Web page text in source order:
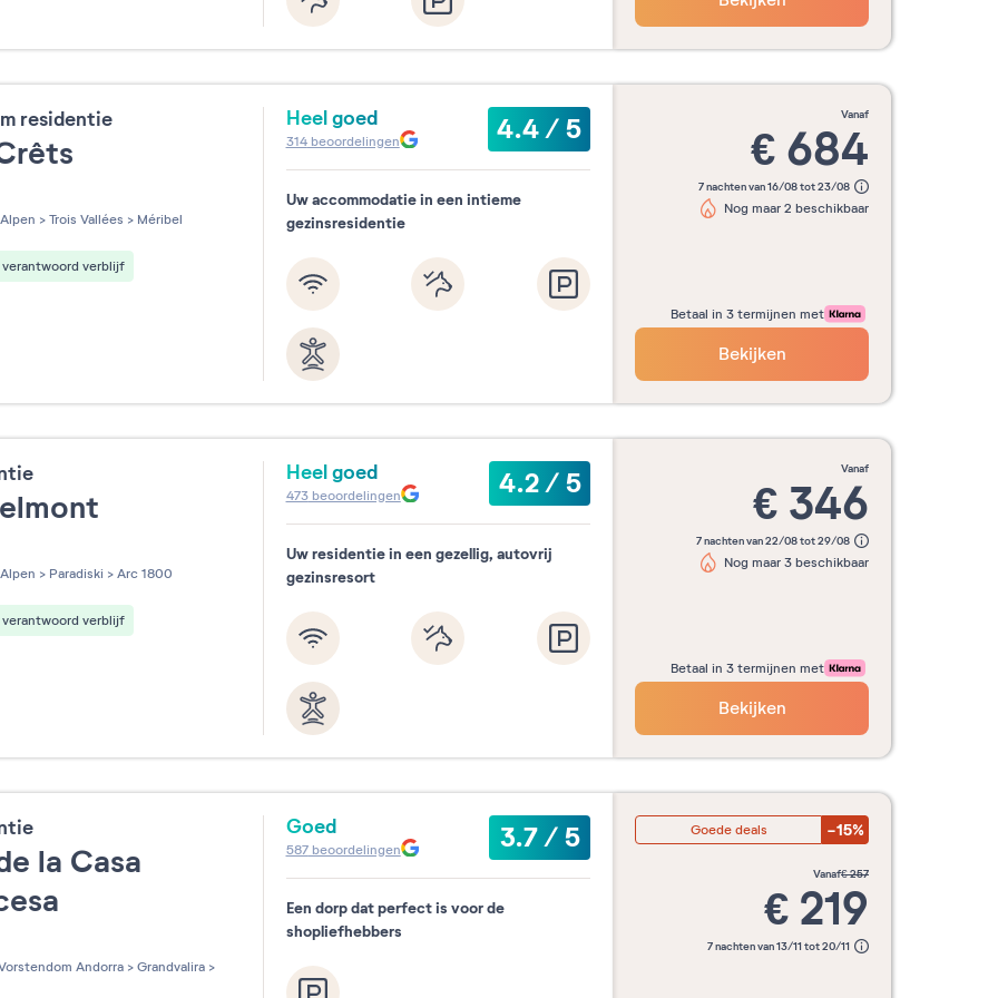
residentie
sur 5
Alpen > Trois Vallées > Méribel
verantwoord verblijf
Heel goed 4.4/5
314beoordelingen
Uw accommodatie in een intieme
gezinsresidentie
vanaf
€ 684
7 nachten van 16/08 tot 23/08
Nog maar 2 beschikbaar
Betaal in 3 termijnen met
Bekijken
sur 5
Alpen > Paradiski > Arc 1800
verantwoord verblijf
Heel goed 4.2/5
473beoordelingen
Uw residentie in een gezellig, autovrij
gezinsresort
vanaf
€ 346
7 nachten van 22/08 tot 29/08
Nog maar 3 beschikbaar
Betaal in 3 termijnen met
Bekijken
la Casa
sur 5 Andorra > Grandvalira >
Goed 3.7/5
587beoordelingen
Een dorp dat perfect is voor de
shopliefhebbers
Goede deals -15%
vanaf€257
€ 219
7 nachten van 13/11 tot 20/11